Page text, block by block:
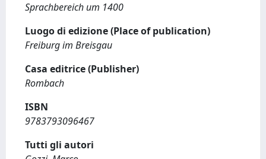
Sprachbereich um 1400
Luogo di edizione (Place of publication)
Freiburg im Breisgau
Casa editrice (Publisher)
Rombach
ISBN
9783793096467
Tutti gli autori